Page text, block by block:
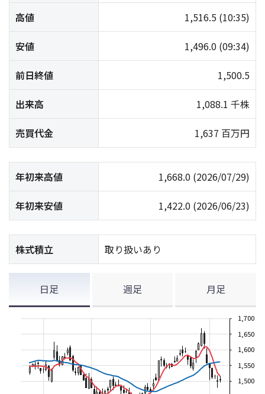
高値 1,516.5 (10:35)
安値 1,496.0 (09:34)
前日終値 1,500.5
出来高 1,088.1 千株
売買代金 1,637 百万円
年初来高値 1,668.0 (2026/07/29)
年初来安値 1,422.0 (2026/06/23)
株式積立 取り扱いあり
日足 週足 月足
1,500
1,550
1,600
1,650
1,700